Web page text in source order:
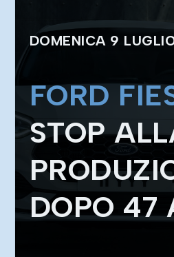
DOMENICA 9
FORD
STOP
DOPO 47